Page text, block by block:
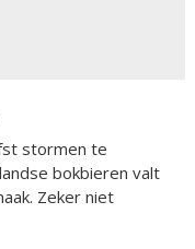
stormen te
bokbieren valt
Zeker niet